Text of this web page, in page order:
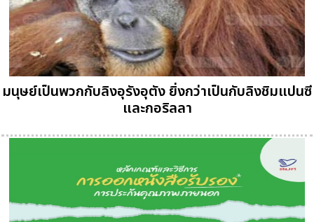
มนุษย์เป็นพวกกับลิงอุรังอุตัง ยิ่งกว่าเป็นกับลิงชิมแปนซี
และกอริลลา